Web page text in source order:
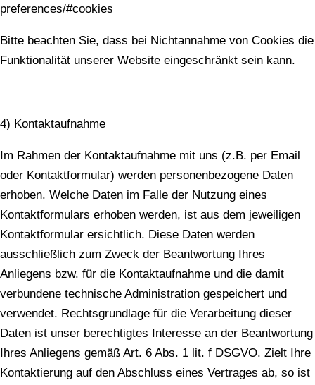
preferences/#cookies
Bitte beachten Sie, dass bei Nichtannahme von Cookies die
Funktionalität unserer Website eingeschränkt sein kann.
4) Kontaktaufnahme
Im Rahmen der Kontaktaufnahme mit uns (z.B. per Email
oder Kontaktformular) werden personenbezogene Daten
erhoben. Welche Daten im Falle der Nutzung eines
Kontaktformulars erhoben werden, ist aus dem jeweiligen
Kontaktformular ersichtlich. Diese Daten werden
ausschließlich zum Zweck der Beantwortung Ihres
Anliegens bzw. für die Kontaktaufnahme und die damit
verbundene technische Administration gespeichert und
verwendet. Rechtsgrundlage für die Verarbeitung dieser
Daten ist unser berechtigtes Interesse an der Beantwortung
Ihres Anliegens gemäß Art. 6 Abs. 1 lit. f DSGVO. Zielt Ihre
Kontaktierung auf den Abschluss eines Vertrages ab, so ist